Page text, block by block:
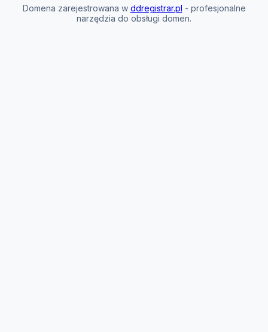
Domena zarejestrowana w ddregistrar.pl - profesjonalne
narzędzia do obsługi domen.